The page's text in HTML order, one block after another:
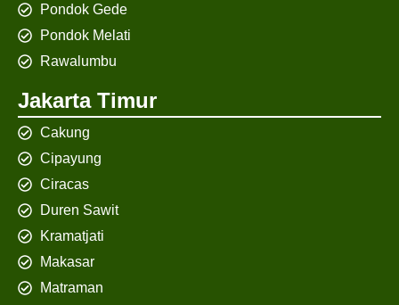
Pondok Gede
Pondok Melati
Rawalumbu
Jakarta Timur
Cakung
Cipayung
Ciracas
Duren Sawit
Kramatjati
Makasar
Matraman